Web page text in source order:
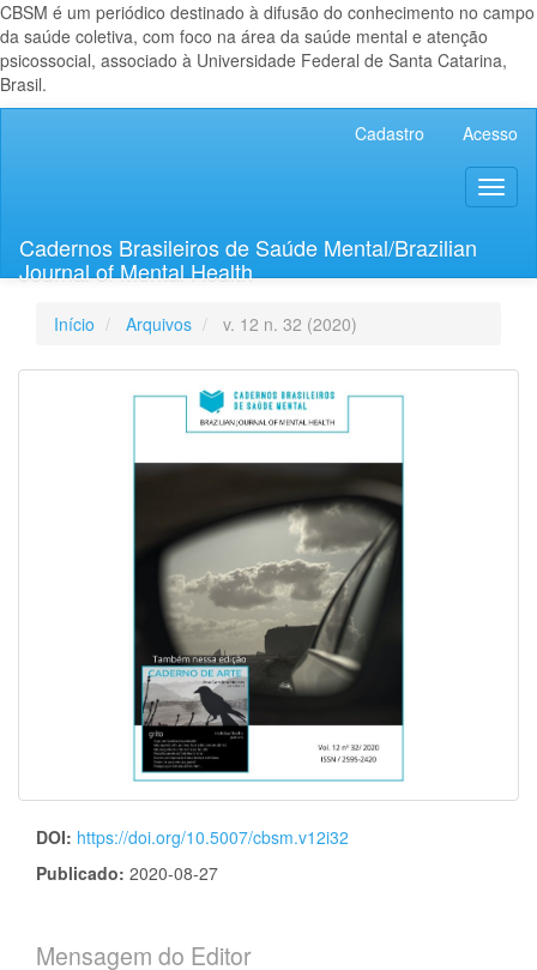
CBSM é um periódico destinado à difusão do conhecimento no campo
da saúde coletiva, com foco na área da saúde mental e atenção
psicossocial, associado à Universidade Federal de Santa Catarina,
Brasil.
Lateral
Cadastro Acesso
Cadernos Brasileiros de Saúde Mental/Brazilian
Journal of Mental Health
Início Arquivos v. 12 n. 32 (2020)
DOI: https://doi.org/10.5007/cbsm.v12i32
Publicado: 2020-08-27
Mensagem do Editor